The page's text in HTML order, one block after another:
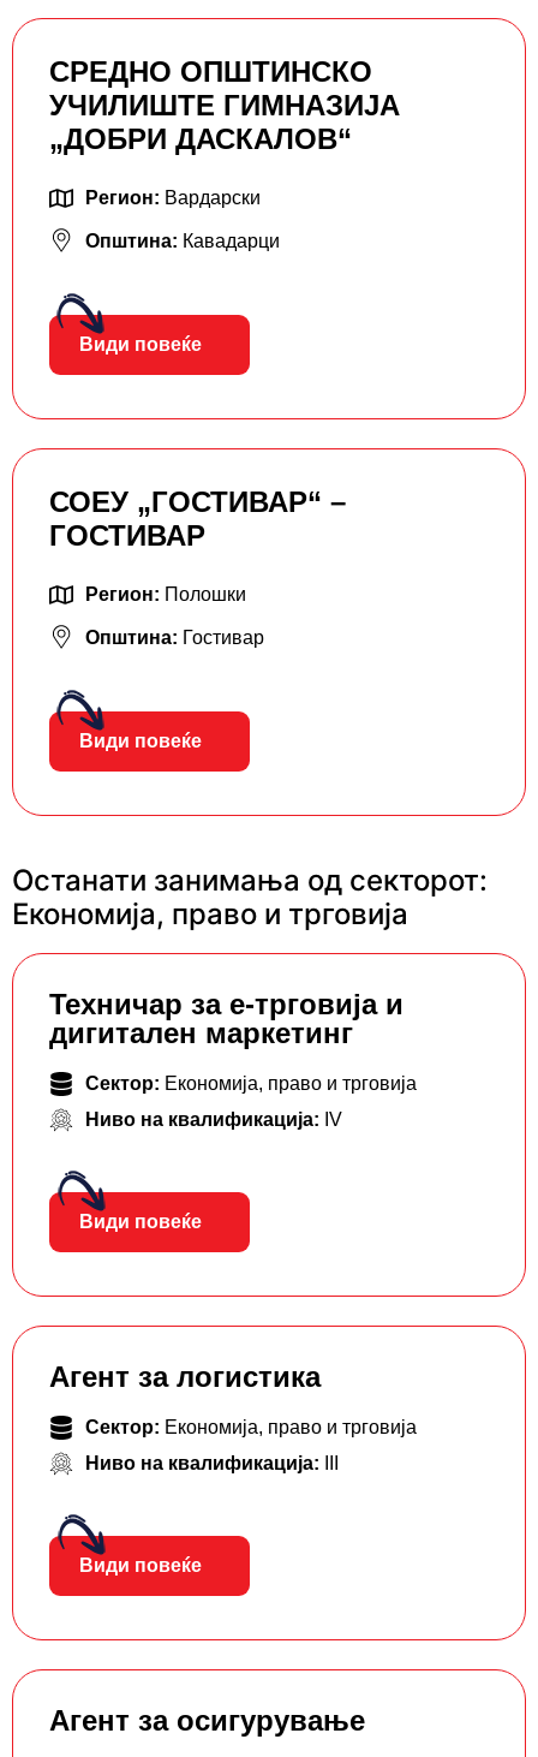
СРЕДНО ОПШТИНСКО
УЧИЛИШТЕ ГИМНАЗИЈА
„ДОБРИ ДАСКАЛОВ“
Регион: Вардарски
Општина: Кавадарци
Види повеќе
СОЕУ „ГОСТИВАР“ –
ГОСТИВАР
Регион: Полошки
Општина: Гостивар
Види повеќе
Останати занимања од секторот:
Економија, право и трговија
Teхничар за е-трговија и
дигитален маркетинг
Сектор: Економија, право и трговија
Ниво на квалификација: IV
Види повеќе
Агент за логистика
Сектор: Економија, право и трговија
Ниво на квалификација:
Види повеќе
Агент за осигурување